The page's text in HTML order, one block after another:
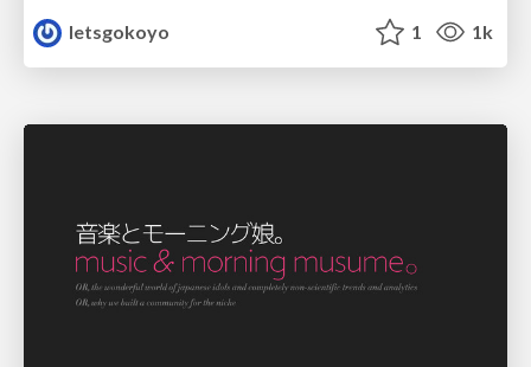
letsgokoyo
1 1k